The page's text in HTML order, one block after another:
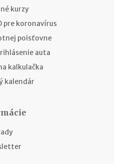
kurzy
pre koronavírus
poisťovne
auta
kalkulačka
kalendár